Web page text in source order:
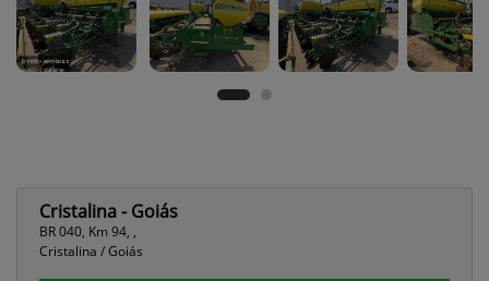
Cristalina - Goiás
BR 040, Km 94, ,
Cristalina / Goiás